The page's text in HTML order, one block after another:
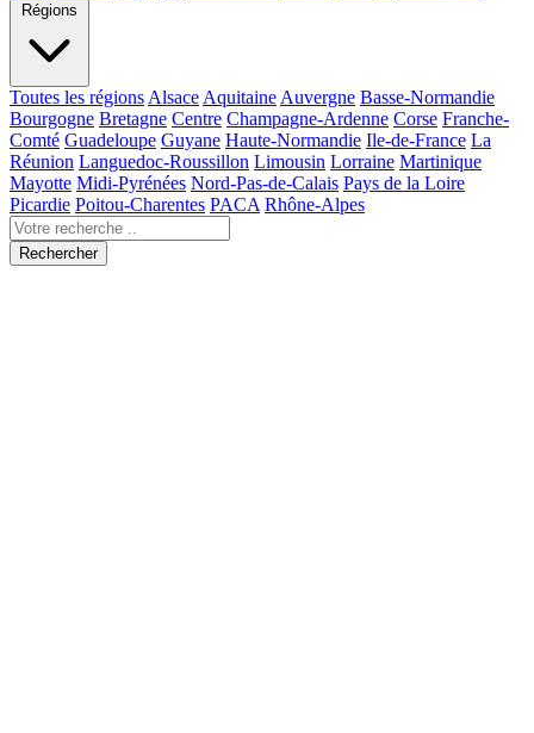
Régions
Toutes les régions Alsace Aquitaine Auvergne Basse-Normandie
Bourgogne Bretagne Centre Champagne-Ardenne Corse Franche-
Comté Guadeloupe Guyane Haute-Normandie Ile-de-France La
Réunion Languedoc-Roussillon Limousin Lorraine Martinique
Mayotte Midi-Pyrénées Nord-Pas-de-Calais Pays de la Loire
Picardie Poitou-Charentes PACA Rhône-Alpes
Rechercher